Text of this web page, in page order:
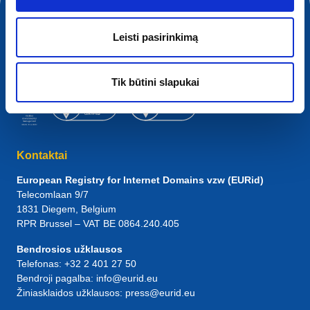
Leisti pasirinkimą
Tik būtini slapukai
Kontaktai
European Registry for Internet Domains vzw (EURid)
Telecomlaan 9/7
1831 Diegem , Belgium
RPR Brussel – VAT BE 0864.240.405
Bendrosios užklausos
Telefonas: +32 2 401 27 50
Bendroji pagalba: info@eurid.eu
Žiniasklaidos užklausos: press@eurid.eu